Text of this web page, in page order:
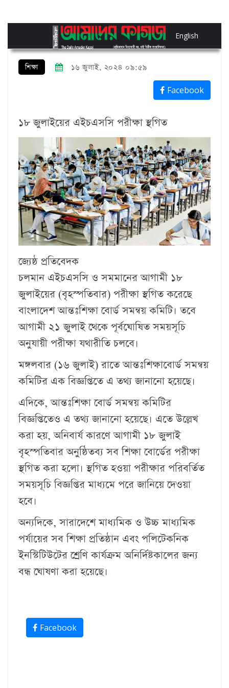
English
শিক্ষা ১৬ জুলাই, ২০২৪ ০৯:৫৯
Facebook
১৮ জুলাইয়ের এইচএসসি পরীক্ষা স্থগিত
জ্যেষ্ঠ প্রতিবেদক
চলমান এইচএসসি ও সমমানের আগামী ১৮
জুলাইয়ের (বৃহস্পতিবার) পরীক্ষা স্থগিত করেছে
বাংলাদেশ আন্তঃশিক্ষা বোর্ড সমন্বয় কমিটি। তবে
আগামী ২১ জুলাই থেকে পূর্বঘোষিত সময়সূচি
অনুযায়ী পরীক্ষা যথারীতি চলবে।
মঙ্গলবার (১৬ জুলাই) রাতে আন্তঃশিক্ষাবোর্ড সমন্বয়
কমিটির এক বিজ্ঞপ্তিতে এ তথ্য জানানো হয়েছে।
এদিকে, আন্তঃশিক্ষা বোর্ড সমন্বয় কমিটির
বিজ্ঞপ্তিতেও এ তথ্য জানানো হয়েছে। এতে উল্লেখ
করা হয়, অনিবার্য কারণে আগামী ১৮ জুলাই
বৃহস্পতিবার অনুষ্ঠিতব্য সব শিক্ষা বোর্ডের পরীক্ষা
স্থগিত করা হলো। স্থগিত হওয়া পরীক্ষার পরিবর্তিত
সময়সূচি বিজ্ঞপ্তির মাধ্যমে পরে জানিয়ে দেওয়া
হবে।
অন্যদিকে, সারাদেশে মাধ্যমিক ও উচ্চ মাধ্যমিক
পর্যায়ের সব শিক্ষা প্রতিষ্ঠান এবং পলিটেকনিক
ইনস্টিটিউটের শ্রেণি কার্যক্রম অনির্দিষ্টকালের জন্য
বন্ধ ঘোষণা করা হয়েছে।
Facebook